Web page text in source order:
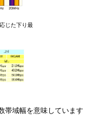
じた下り最
帯域幅を意味しています